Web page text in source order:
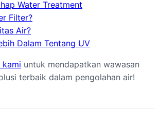
Water Treatment
Filter?
Air?
Dalam Tentang UV
kami untuk mendapatkan wawasan
terbaik dalam pengolahan air!